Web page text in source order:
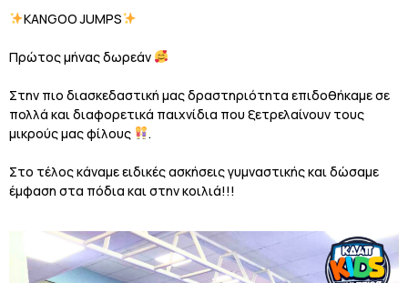
KANGOO JUMPS
Πρώτος μήνας δωρεάν
Στην πιο διασκεδαστική μας δραστηριότητα επιδοθήκαμε σε
πολλά και διαφορετικά παιχνίδια που ξετρελαίνουν τους
μικρούς μας φίλους
.
Στο τέλος κάναμε ειδικές ασκήσεις γυμναστικής και δώσαμε
έμφαση στα πόδια και στην κοιλιά!!!